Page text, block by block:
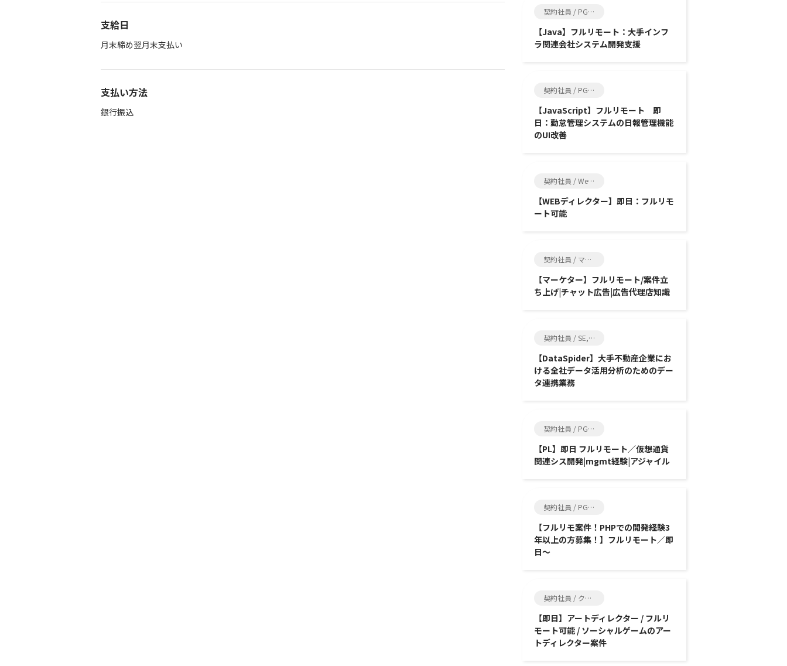
支給日
月末締め翌月末支払い
支払い方法
銀行振込
契約社員 / PG, SE
【Java】フルリモート：大手インフ
ラ関連会社システム開発支援
契約社員 / PG, SE
【JavaScript】フルリモート 即
日：勤怠管理システムの日報管理機能
のUI改善
契約社員 / Web制作, SE
【WEBディレクター】即日：フルリモ
ート可能
契約社員 / マーケティング, SE
【マーケター】フルリモート/案件立
ち上げ|チャット広告|広告代理店知識
契約社員 / SE, インフラ系エンジニア
【DataSpider】大手不動産企業にお
ける全社データ活用分析のためのデー
タ連携業務
契約社員 / PG, SE
【PL】即日 フルリモート／仮想通貨
関連シス開発|mgmt経験|アジャイル
契約社員 / PG, SE
【フルリモ案件！PHPでの開発経験3
年以上の方募集！】フルリモート／即
日～
契約社員 / クリエイター, ゲーム制作
【即日】アートディレクター / フルリ
モート可能 / ソーシャルゲームのアー
トディレクター案件